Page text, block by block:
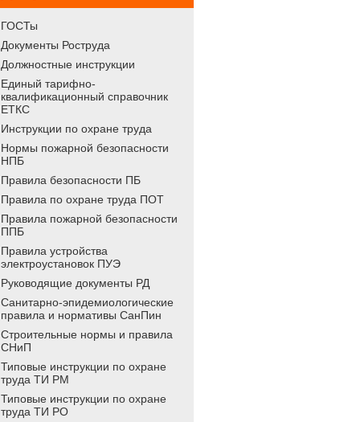
ГОСТы
Документы Роструда
Должностные инструкции
Единый тарифно-
квалификационный справочник
ЕТКС
Инструкции по охране труда
Нормы пожарной безопасности
НПБ
Правила безопасности ПБ
Правила по охране труда ПОТ
Правила пожарной безопасности
ППБ
Правила устройства
электроустановок ПУЭ
Руководящие документы РД
Санитарно-эпидемиологические
правила и нормативы СанПин
Строительные нормы и правила
СНиП
Типовые инструкции по охране
труда ТИ РМ
Типовые инструкции по охране
труда ТИ РО